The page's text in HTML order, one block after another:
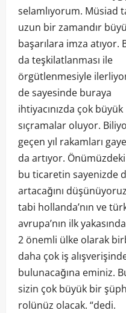
selamlıyorum. Müsiad
uzun bir zamandır
başarılara imza atıyor.
da teşkilatlanması ile
örgütlenmesiyle
de sayesinde buraya
ihtiyacınızda çok büyük
sıçramalar oluyor.
geçen yıl rakamları
da artıyor.
bu ticaretin sayenizde
artacağını
tabi hollanda’nın ve
avrupa’nın ilk
2 önemli ülke olarak
daha çok iş
bulunacağına eminiz.
sizin çok büyük bir
rolünüz olacak. “dedi.